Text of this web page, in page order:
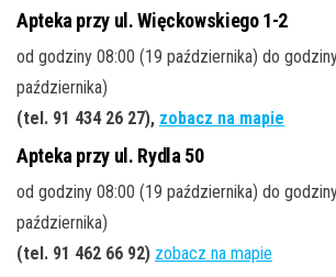
Apteka przy ul. Więckowskiego 1-2
od godziny 08:00 (19 października) do
października)
(tel. 91 434 26 27), zobacz na mapie
Apteka przy ul. Rydla 50
od godziny 08:00 (19 października) do
października)
(tel. 91 462 66 92) zobacz na mapie